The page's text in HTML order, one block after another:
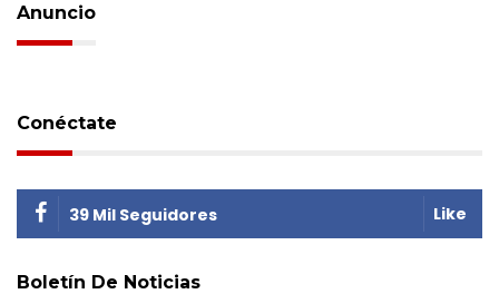
Anuncio
Conéctate
39 Mil Seguidores Like
Boletín De Noticias